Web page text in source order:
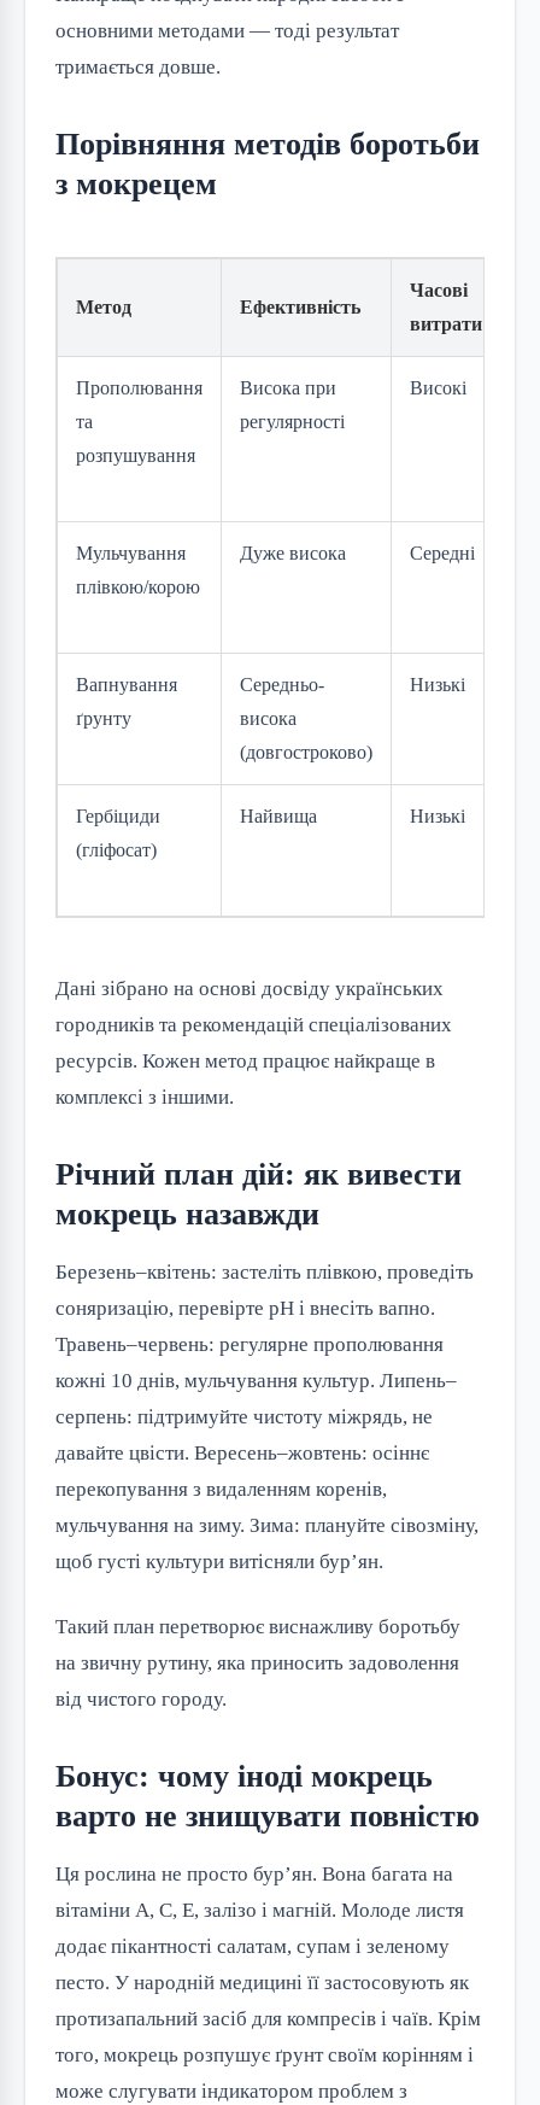
основними методами — тоді результат
тримається довше.
Порівняння методів боротьби
з мокрецем
Метод Ефективність
Часові
витрати
Прополювання
та
розпушування
Висока при
регулярності
Високі
Мульчування
плівкою/корою
Дуже висока Середні
Вапнування
ґрунту
Середньо-
висока
(довгостроково)
Низькі
Гербіциди
(гліфосат)
Найвища Низькі
Дані зібрано на основі досвіду українських
городників та рекомендацій спеціалізованих
ресурсів. Кожен метод працює найкраще в
комплексі з іншими.
Річний план дій: як вивести
мокрець назавжди
Березень–квітень: застеліть плівкою, проведіть
соняризацію, перевірте pH і внесіть вапно.
Травень–червень: регулярне прополювання
кожні 10 днів, мульчування культур. Липень–
серпень: підтримуйте чистоту міжрядь, не
давайте цвісти. Вересень–жовтень: осіннє
перекопування з видаленням коренів,
мульчування на зиму. Зима: плануйте сівозміну,
щоб густі культури витісняли бур’ян.
Такий план перетворює виснажливу боротьбу
на звичну рутину, яка приносить задоволення
від чистого городу.
Бонус: чому іноді мокрець
варто не знищувати повністю
Ця рослина не просто бур’ян. Вона багата на
вітаміни A, C, E, залізо і магній. Молоде листя
додає пікантності салатам, супам і зеленому
песто. У народній медицині її застосовують як
протизапальний засіб для компресів і чаїв. Крім
того, мокрець розпушує ґрунт своїм корінням і
може слугувати індикатором проблем з